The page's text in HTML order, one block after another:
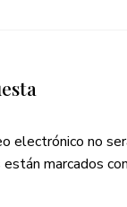
electrónico no
marcados con